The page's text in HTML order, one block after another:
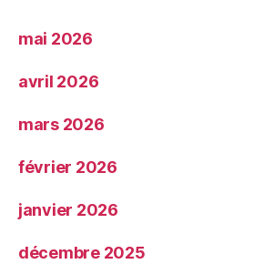
mai 2026
avril 2026
mars 2026
février 2026
janvier 2026
décembre 2025